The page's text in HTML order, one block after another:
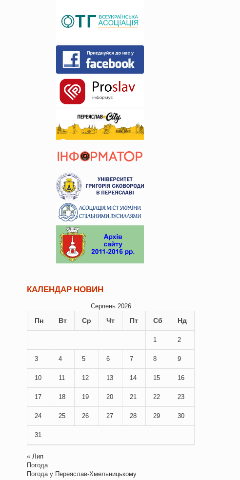
КАЛЕНДАР НОВИН
Серпень 2026
Пн Вт Ср Чт Пт Сб Нд
1 2
3 4 5 6 7 8 9
10 11 12 13 14 15 16
17 18 19 20 21 22 23
24 25 26 27 28 29 30
31
« Лип
Погода
Погода у Переяслав-Хмельницькому